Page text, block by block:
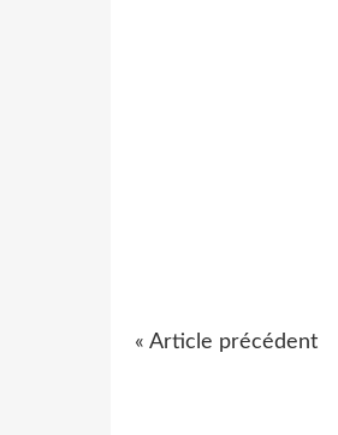
« Article précédent